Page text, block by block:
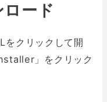
ード
をクリックして開
」をクリック